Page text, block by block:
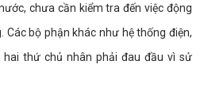
chưa cần kiểm tra đến việc động
Các bộ phận khác như hệ thống điện,
thứ chủ nhân phải đau đầu vì sử